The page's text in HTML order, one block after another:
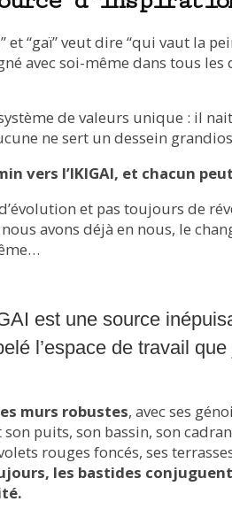
et “gaï” veut dire “qui vaut la
avec soi-même dans tous les
de valeurs unique : il
ne sert un dessein
vers l’IKIGAI, et chacun
et pas toujours de
avons déjà en nous, le
est une source
l’espace de travail
murs robustes, avec ses
puits, son bassin, son
rouges foncés, ses
les bastides